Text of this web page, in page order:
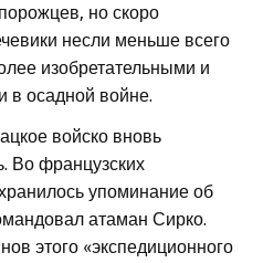
но скоро
несли меньше всего
изобретательными и
в осадной войне.
войско вновь
Во французских
упоминание об
атаман Сирко.
этого «экспедиционного